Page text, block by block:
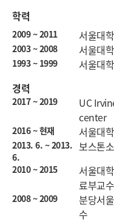
학력
2009 ~ 2011 서울대
2003 ~ 2008 서울대
1993 ~ 1999
서울대
경력
2017 ~ 2019
UC
center
2016 ~ 현재 서울대
2013. 6. ~ 2013.
6.
보스톤
2010 ~ 2015
서울대
료부교수
2008 ~ 2009
분당서
수